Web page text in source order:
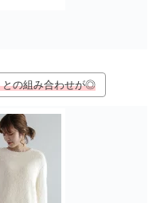
との組み合わせが◎